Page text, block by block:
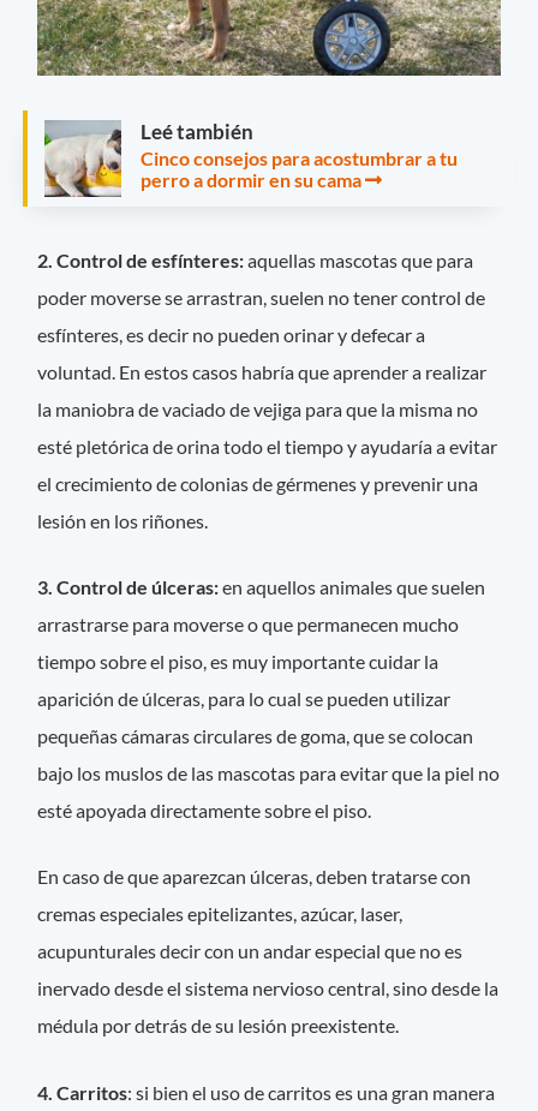
Leé también
Cinco consejos para acostumbrar a tu
perro a dormir en su cama
2. Control de esfínteres:aquellas mascotas que para
poder moverse se arrastran, suelen no tener control de
esfínteres, es decir no pueden orinar y defecar a
voluntad. En estos casos habría que aprender a realizar
la maniobra de vaciado de vejiga para que la misma no
esté pletórica de orina todo el tiempo y ayudaría a evitar
el crecimiento de colonias de gérmenes y prevenir una
lesión en los riñones.
3. Control de úlceras:en aquellos animales que suelen
arrastrarse para moverse o que permanecen mucho
tiempo sobre el piso, es muy importante cuidar la
aparición de úlceras, para lo cual se pueden utilizar
pequeñas cámaras circulares de goma, que se colocan
bajo los muslos de las mascotas para evitar que la piel no
esté apoyada directamente sobre el piso.
En caso de que aparezcan úlceras, deben tratarse con
cremas especiales epitelizantes, azúcar, laser,
acupunturales decir con un andar especial que no es
inervado desde el sistema nervioso central, sino desde la
médula por detrás de su lesión preexistente.
4. Carritos: si bien el uso de carritos es una gran manera